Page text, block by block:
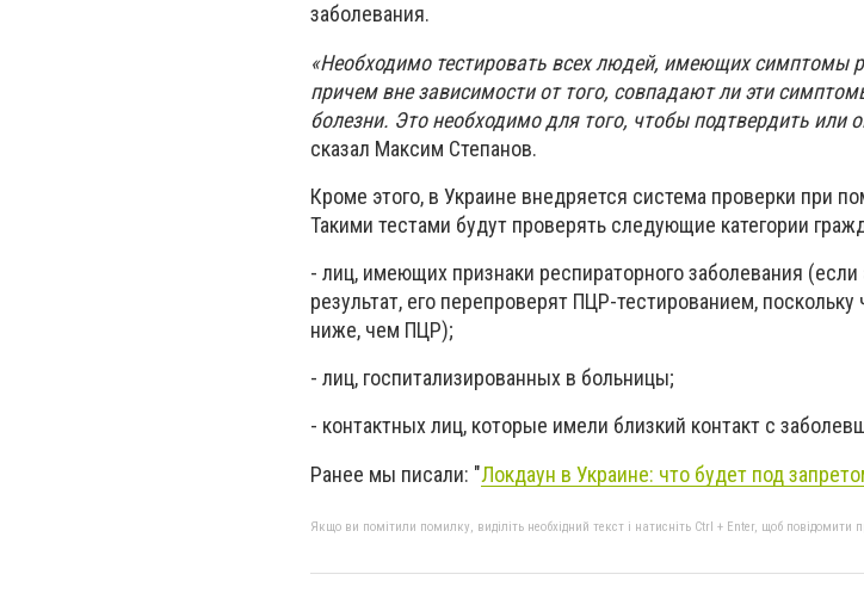
заболевания.
«Необходимо тестировать всех людей, имеющих симптомы
причем вне зависимости от того, совпадают ли эти
болезни. Это необходимо для того, чтобы подтвердить или
сказал Максим Степанов.
Кроме этого, в Украине внедряется система проверки при
Такими тестами будут проверять следующие категории
- лиц, имеющих признаки респираторного заболевания
результат, его перепроверят ПЦР-тестированием,
ниже, чем ПЦР);
- лиц, госпитализированных в больницы;
- контактных лиц, которые имели близкий контакт с
Ранее мы писали: "Локдаун в Украине: что будет под
Якщо ви помітили помилку, виділіть необхідний текст і натисніть Ctrl + Enter, щоб повідомити